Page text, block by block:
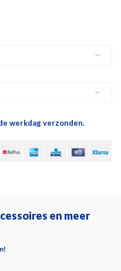
werkdag verzonden.
en meer